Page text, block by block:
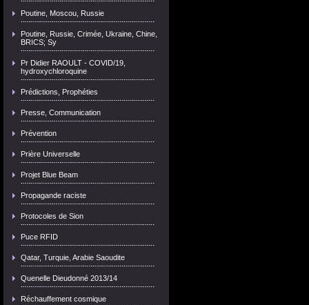
Poutine, Moscou, Russie
Poutine, Russie, Crimée, Ukraine, Chine,
BRICS; Sy
Pr Didier RAOULT - COVID/19,
hydroxychloroquine
Prédictions, Prophéties
Presse, Communication
Prévention
Prière Universelle
Projet Blue Beam
Propagande raciste
Protocoles de Sion
Puce RFID
Qatar, Turquie, Arabie Saoudite
Quenelle Dieudonné 2013/14
Réchauffement cosmique